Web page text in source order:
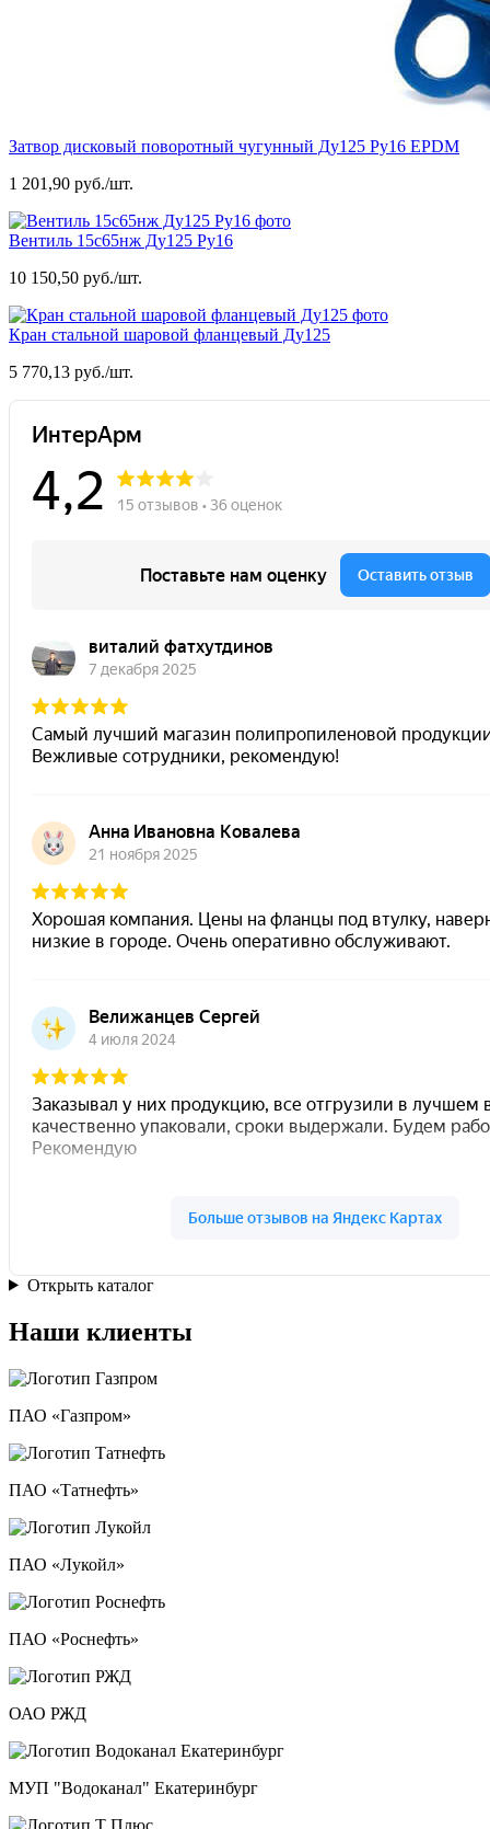
Затвор дисковый поворотный чугунный Ду125 Ру16 EPDM
1 201,90 руб./шт.
Вентиль 15с65нж Ду125 Ру16
10 150,50 руб./шт.
Кран стальной шаровой фланцевый Ду125
5 770,13 руб./шт.
Открыть каталог
Наши клиенты
ПАО «Газпром»
ПАО «Татнефть»
ПАО «Лукойл»
ПАО «Роснефть»
ОАО РЖД
МУП "Водоканал" Екатеринбург